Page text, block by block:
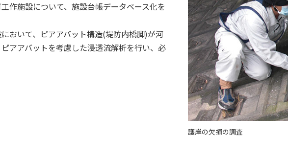
作施設について、施設台帳データベース化を
おいて、ピアアバット構造(堤防内橋脚)が河
アアバットを考慮した浸透流解析を行い、必
護岸の欠損の調査